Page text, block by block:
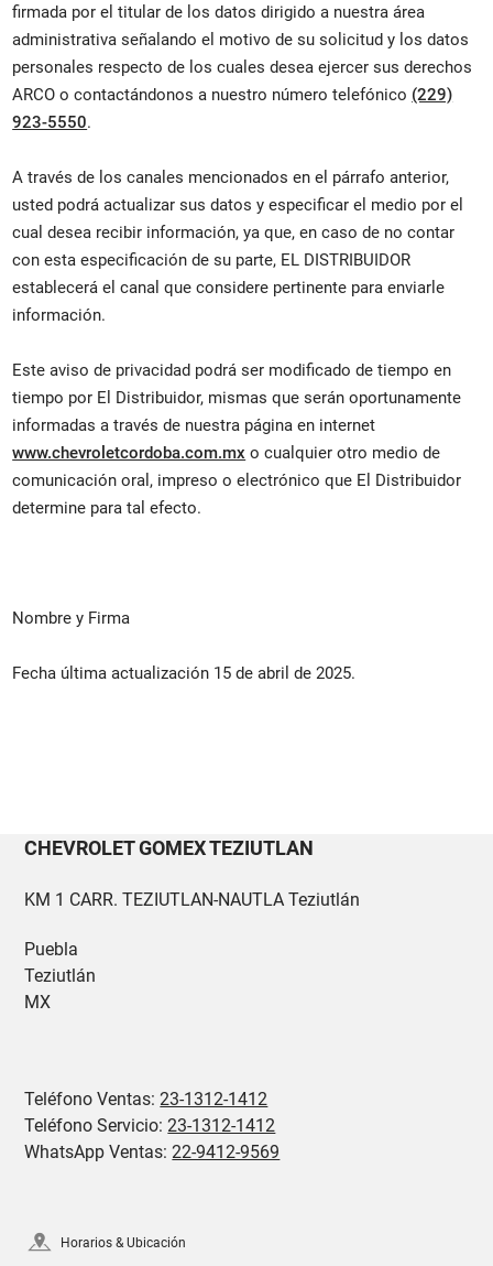
firmada por el titular de los datos dirigido a nuestra área
administrativa señalando el motivo de su solicitud y los datos
personales respecto de los cuales desea ejercer sus derechos
ARCO o contactándonos a nuestro número telefónico (229)
923-5550.
A través de los canales mencionados en el párrafo anterior,
usted podrá actualizar sus datos y especificar el medio por el
cual desea recibir información, ya que, en caso de no contar
con esta especificación de su parte, EL DISTRIBUIDOR
establecerá el canal que considere pertinente para enviarle
información.
Este aviso de privacidad podrá ser modificado de tiempo en
tiempo por El Distribuidor, mismas que serán oportunamente
informadas a través de nuestra página en internet
www.chevroletcordoba.com.mx o cualquier otro medio de
comunicación oral, impreso o electrónico que El Distribuidor
determine para tal efecto.
Nombre y Firma
Fecha última actualización 15 de abril de 2025.